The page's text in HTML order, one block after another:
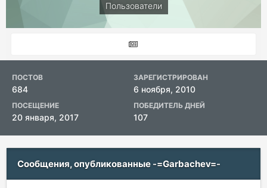
Пользователи
ПОСТОВ
684
ЗАРЕГИСТРИРОВАН
6 ноября, 2010
ПОСЕЩЕНИЕ
20 января, 2017
ПОБЕДИТЕЛЬ ДНЕЙ
107
Сообщения, опубликованные -=Garbachev=-